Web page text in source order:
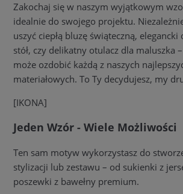
Zakochaj się w naszym wyjątkowym
idealnie do swojego projektu.
uszyć ciepłą bluzę świąteczną,
stół, czy delikatny otulacz dla maluszka
może ozdobić każdą z naszych
materiałowych. To Ty decydujesz, my
[IKONA]
Jeden Wzór - Wiele Możliwości
Ten sam motyw wykorzystasz do
stylizacji lub zestawu – od sukienki z
poszewki z bawełny premium.